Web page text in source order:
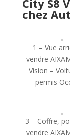
City S8
chez
1 – Vue
vendre
Vision –
permis
3 – Coffre,
vendre